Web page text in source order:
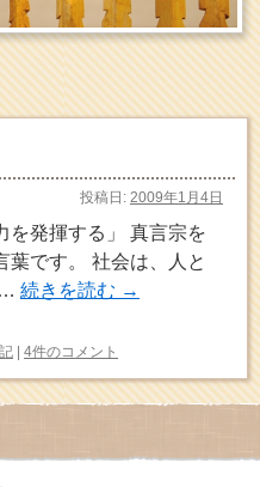
投稿日: 2009年1月4日
を発揮する」 真言宗を
葉です。 社会は、人と
続きを読む →
| 4件のコメント